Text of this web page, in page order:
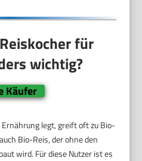
für
wichtig?
Käufer
legt, greift oft zu Bio-
Bio-Reis, der ohne den
wird. Für diese Nutzer ist es